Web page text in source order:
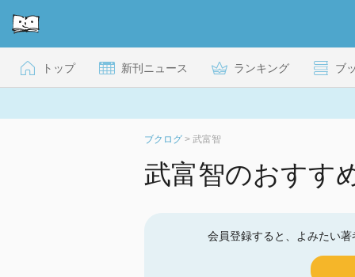
トップ 新刊ニュース ランキング ブ
ブクログ > 武富智
武富智のおすす
会員登録すると、よみたい